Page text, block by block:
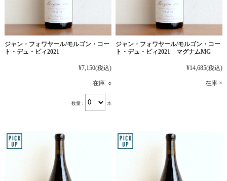
ジャン・フォワヤール/モルゴン・コー
ト・デュ・ピィ2021
¥7,150(税込)
在庫 ○
数量： 本
ジャン・フォワヤール/モルゴン・コー
ト・デュ・ピィ2021 マグナムMG
¥14,685(税込)
在庫 ×